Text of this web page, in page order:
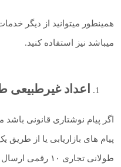
همینطور میتوانید از دیگر
میباشد نیز استفاده کنید.
اعداد غیرطبیعی
پیام های بازاریابی یا از
طولانی تجاری